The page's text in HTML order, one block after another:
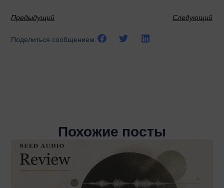
Предыдущий Следующий
Поделиться сообщением:
Похожие посты